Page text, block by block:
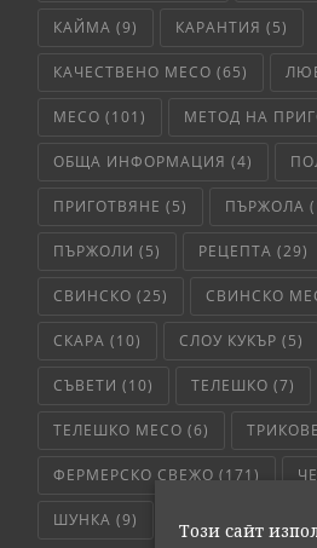
КАЙМА (9) КАРАНТИЯ (5)
КАЧЕСТВЕНО МЕСО (65)
МЕСО (101) МЕТОД НА
ОБЩА ИНФОРМАЦИЯ (4)
ПРИГОТВЯНЕ (5) ПЪРЖОЛА
ПЪРЖОЛИ (5) РЕЦЕПТА (29)
СВИНСКО (25) СВИНСКО
СКАРА (10) СЛОУ КУКЪР (5)
СЪВЕТИ (10) ТЕЛЕШКО (7)
ТЕЛЕШКО МЕСО (6) ТРИКОВЕ
ФЕРМЕРСКО СВЕЖО (171)
ШУНКА (9)
Този сайт